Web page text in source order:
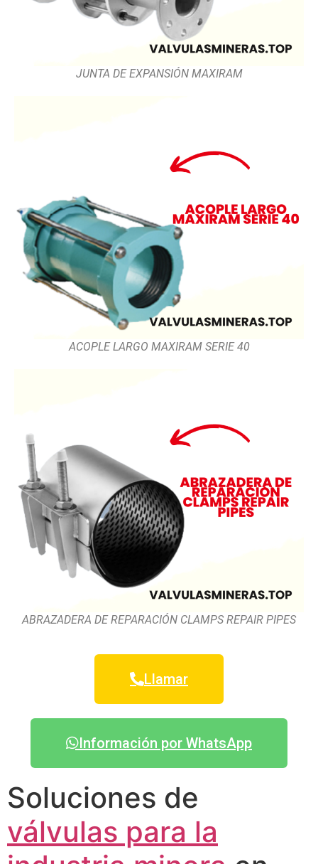
JUNTA DE EXPANSIÓN MAXIRAM
ACOPLE LARGO MAXIRAM SERIE 40
ABRAZADERA DE REPARACIÓN CLAMPS REPAIR PIPES
Llamar
Información por WhatsApp
Soluciones de
válvulas para la